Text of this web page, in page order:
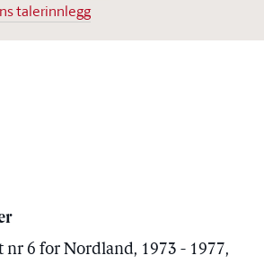
talerinnlegg
nr 6 for Nordland, 1973 - 1977,